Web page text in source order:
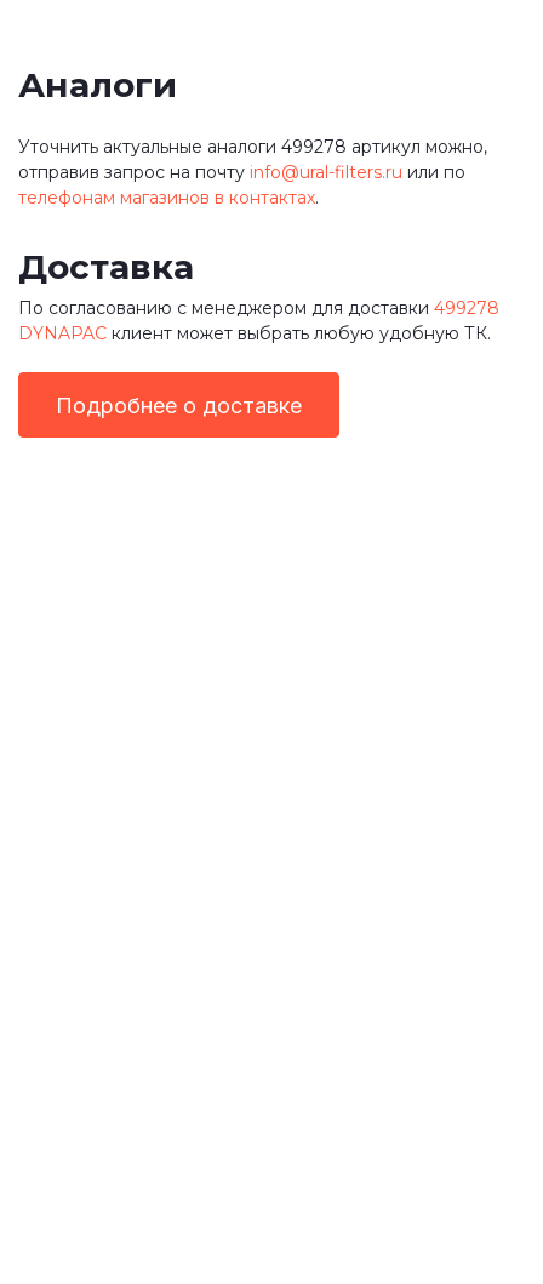
Аналоги
Уточнить актуальные аналоги 499278 артикул можно,
отправив запрос на почту info@ural-filters.ru или по
телефонам магазинов в контактах.
Доставка
По согласованию с менеджером для доставки 499278
DYNAPAC клиент может выбрать любую удобную ТК.
Подробнее о доставке